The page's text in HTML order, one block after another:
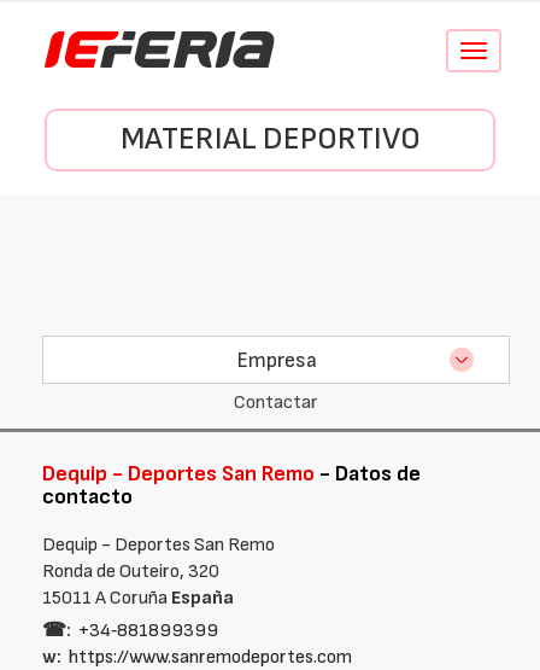
Conmutar
MATERIAL DEPORTIVO
Empresa
Contactar
Dequip - Deportes San Remo - Datos de
contacto
Dequip - Deportes San Remo
Ronda de Outeiro, 320
15011 A Coruña España
☎: +34‑881899399
w: https://www.sanremodeportes.com